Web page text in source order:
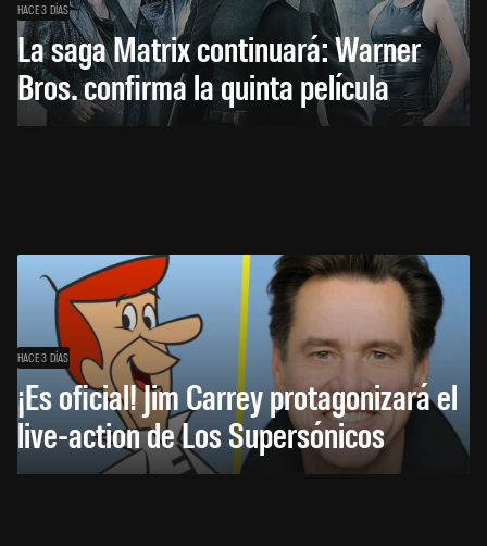
HACE 3 DÍAS
La saga Matrix continuará: Warner
Bros. confirma la quinta película
HACE 3 DÍAS
¡Es oficial! Jim Carrey protagonizará el
live-action de Los Supersónicos